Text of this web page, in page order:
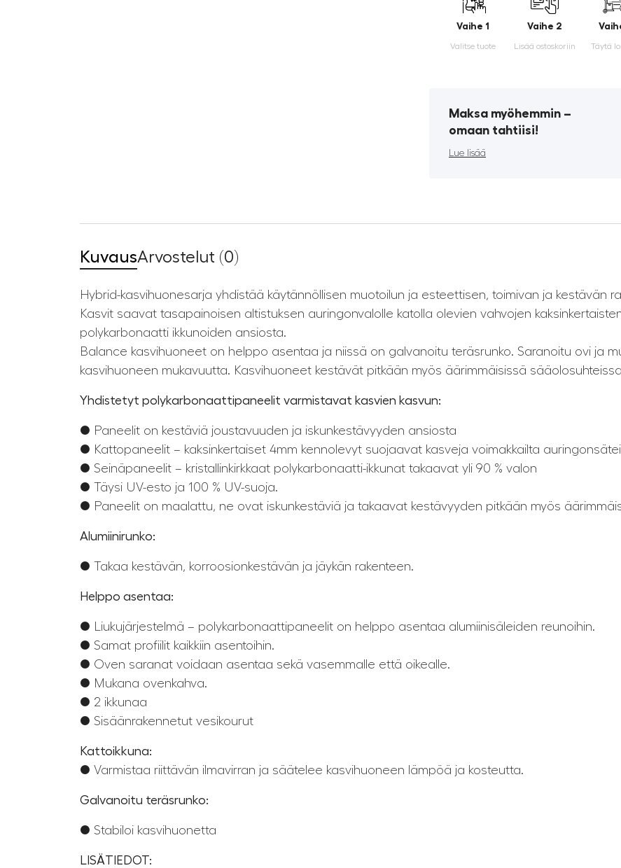
Vaihe 1
Valitse tuote
Vaihe 2
Lisää ostoskoriin Täytä
Maksa myöhemmin ­–
omaan tahtiisi!
Lue lisää
KuvausArvostelut (0)
Hybrid-kasvihuonesarja yhdistää käytännöllisen muotoilun ja esteettisen, toimivan ja kestävän
Kasvit saavat tasapainoisen altistuksen auringonvalolle katolla olevien vahvojen
polykarbonaatti ikkunoiden ansiosta.
Balance kasvihuoneet on helppo asentaa ja niissä on galvanoitu teräsrunko. Saranoitu ovi ja
kasvihuoneen mukavuutta. Kasvihuoneet kestävät pitkään myös äärimmäisissä
Yhdistetyt polykarbonaattipaneelit varmistavat kasvien kasvun:
● Paneelit on kestäviä joustavuuden ja iskunkestävyyden ansiosta
● Kattopaneelit – kaksinkertaiset 4mm kennolevyt suojaavat kasveja voimakkailta
● Seinäpaneelit – kristallinkirkkaat polykarbonaatti-ikkunat takaavat yli 90 % valon
● Täysi UV-esto ja 100 % UV-suoja.
● Paneelit on maalattu, ne ovat iskunkestäviä ja takaavat kestävyyden pitkään myös
Alumiinirunko:
● Takaa kestävän, korroosionkestävän ja jäykän rakenteen.
Helppo asentaa:
● Liukujärjestelmä – polykarbonaattipaneelit on helppo asentaa alumiinisäleiden reunoihin.
● Samat profiilit kaikkiin asentoihin.
● Oven saranat voidaan asentaa sekä vasemmalle että oikealle.
● Mukana ovenkahva.
● 2 ikkunaa
● Sisäänrakennetut vesikourut
Kattoikkuna:
● Varmistaa riittävän ilmavirran ja säätelee kasvihuoneen lämpöä ja kosteutta.
Galvanoitu teräsrunko:
● Stabiloi kasvihuonetta
LISÄTIEDOT: